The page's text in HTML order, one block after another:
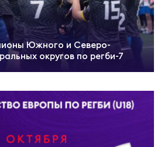
Южного и Северо-
округов по регби-7